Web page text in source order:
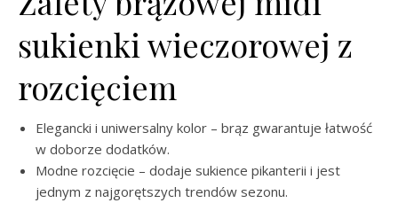
sukienki wieczorowej z
rozcięciem
Elegancki i uniwersalny kolor – brąz gwarantuje łatwość
w doborze dodatków.
Modne rozcięcie – dodaje sukience pikanterii i jest
jednym z najgorętszych trendów sezonu.